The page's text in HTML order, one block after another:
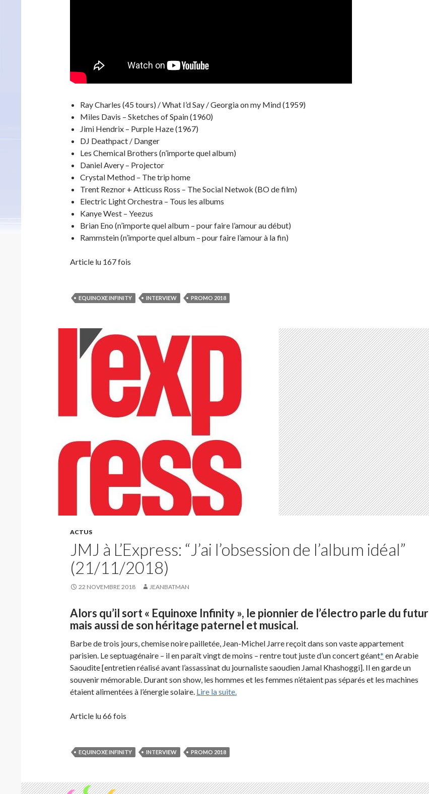
Ray Charles (45 tours) / What I’d Say / Georgia on my Mind (1959)
Miles Davis – Sketches of Spain (1960)
Jimi Hendrix – Purple Haze (1967)
DJ Deathpact / Danger
Les Chemical Brothers (n’importe quel album)
Daniel Avery – Projector
Crystal Method – The trip home
Trent Reznor + Atticuss Ross – The Social Netwok (BO de film)
Electric Light Orchestra – Tous les albums
Kanye West – Yeezus
Brian Eno (n’importe quel album – pour faire l’amour au début)
Rammstein (n’importe quel album – pour faire l’amour à la fin)
Article lu 167 fois
EQUINOXE INFINITY INTERVIEW PROMO 2018
ACTUS
JMJ à L’Express: “J’ai l’obsession de l’album idéal”
(21/11/2018)
22 NOVEMBRE 2018 JEANBATMAN
Alors qu’il sort « Equinoxe Infinity », le pionnier de l’électro parle du futur
mais aussi de son héritage paternel et musical.
Barbe de trois jours, chemise noire pailletée, Jean-Michel Jarre reçoit dans son vaste appartement
parisien. Le septuagénaire – il en paraît vingt de moins – rentre tout juste d’un concert géant* en Arabie
Saoudite [entretien réalisé avant l’assassinat du journaliste saoudien Jamal Khashoggi]. Il en garde un
souvenir mémorable. Durant son show, les hommes et les femmes n’étaient pas séparés et les machines
étaient alimentées à l’énergie solaire. Lire la suite.
Article lu 66 fois
EQUINOXE INFINITY INTERVIEW PROMO 2018